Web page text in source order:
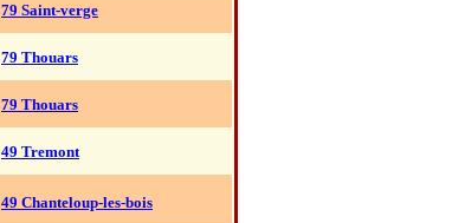
79 Saint-verge
79 Thouars
79 Thouars
49 Tremont
49 Chanteloup-les-bois